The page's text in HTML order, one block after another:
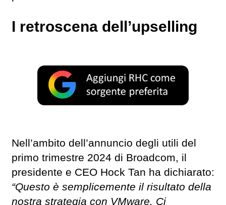
I retroscena dell’upselling
Nell’ambito dell’annuncio degli utili del
primo trimestre 2024 di Broadcom, il
presidente e CEO Hock Tan ha dichiarato:
“Questo è semplicemente il risultato della
nostra strategia con VMware. Ci